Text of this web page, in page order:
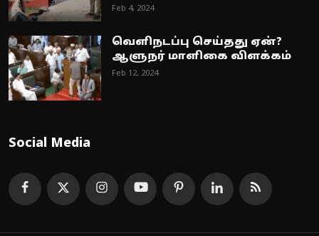
Feb 4, 2024
வெளிநடப்பு செய்தது ஏன்?
ஆளுநர் மாளிகை விளக்கம்
Feb 12, 2024
Social Media